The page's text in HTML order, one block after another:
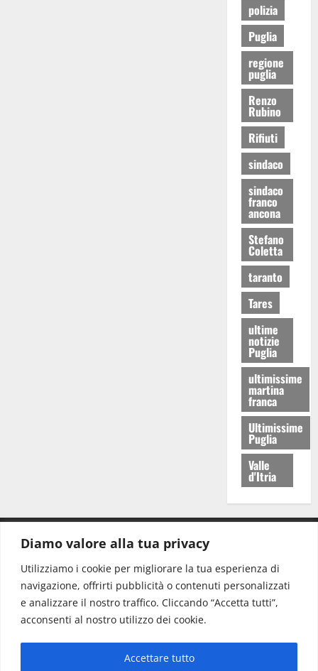
Diamo valore alla tua privacy
Utilizziamo i cookie per migliorare la tua esperienza di
navigazione, offrirti pubblicità o contenuti personalizzati
e analizzare il nostro traffico. Cliccando “Accetta tutti”,
acconsenti al nostro utilizzo dei cookie.
Accettare tutto
polizia
Puglia
regione
puglia
Renzo
Rubino
Rifiuti
sindaco
sindaco
franco
ancona
Stefano
Coletta
taranto
Tares
ultime
notizie
Puglia
ultimissime
martina
franca
Ultimissime
Puglia
Valle
d'Itria
Redazione: redazione@www.martinasera.it
Direttore:direttore@www.martinasera.it
Info & Commerciale:info@www.martinasera.it